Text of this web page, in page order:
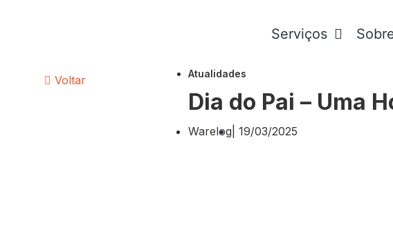
Serviços
Voltar Atualidades
Dia do Pai – Uma
Warelog 19/03/2025